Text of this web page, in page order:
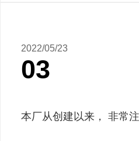
2022/05/23
03